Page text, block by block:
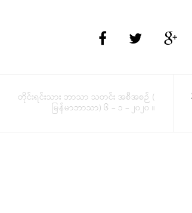
တိုင်းရင်းသား ဘာသာ သတင်း အစီအစဉ် (
မြန်မာဘာသာ) ၆ – ၁ – ၂၀၂၀ ။